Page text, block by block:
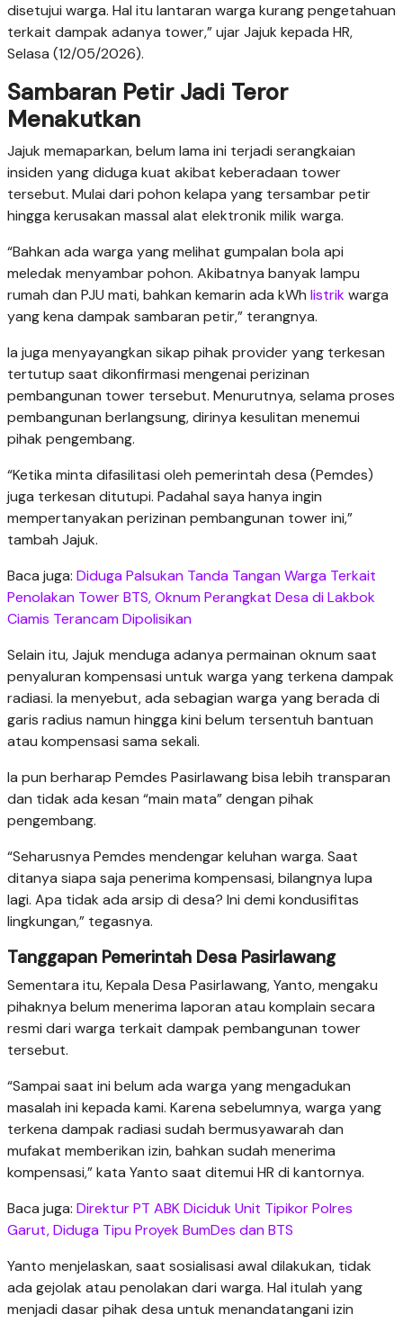
disetujui warga. Hal itu lantaran warga kurang pengetahuan
terkait dampak adanya tower,” ujar Jajuk kepada HR,
Selasa (12/05/2026).
Sambaran Petir Jadi Teror
Menakutkan
Jajuk memaparkan, belum lama ini terjadi serangkaian
insiden yang diduga kuat akibat keberadaan tower
tersebut. Mulai dari pohon kelapa yang tersambar petir
hingga kerusakan massal alat elektronik milik warga.
“Bahkan ada warga yang melihat gumpalan bola api
meledak menyambar pohon. Akibatnya banyak lampu
rumah dan PJU mati, bahkan kemarin ada kWh listrikwarga
yang kena dampak sambaran petir,” terangnya.
Ia juga menyayangkan sikap pihak provider yang terkesan
tertutup saat dikonfirmasi mengenai perizinan
pembangunan tower tersebut. Menurutnya, selama proses
pembangunan berlangsung, dirinya kesulitan menemui
pihak pengembang.
“Ketika minta difasilitasi oleh pemerintah desa (Pemdes)
juga terkesan ditutupi. Padahal saya hanya ingin
mempertanyakan perizinan pembangunan tower ini,”
tambah Jajuk.
Baca juga: Diduga Palsukan Tanda Tangan Warga Terkait
Penolakan Tower BTS, Oknum Perangkat Desa di Lakbok
Ciamis Terancam Dipolisikan
Selain itu, Jajuk menduga adanya permainan oknum saat
penyaluran kompensasi untuk warga yang terkena dampak
radiasi. Ia menyebut, ada sebagian warga yang berada di
garis radius namun hingga kini belum tersentuh bantuan
atau kompensasi sama sekali.
Ia pun berharap Pemdes Pasirlawang bisa lebih transparan
dan tidak ada kesan “main mata” dengan pihak
pengembang.
“Seharusnya Pemdes mendengar keluhan warga. Saat
ditanya siapa saja penerima kompensasi, bilangnya lupa
lagi. Apa tidak ada arsip di desa? Ini demi kondusifitas
lingkungan,” tegasnya.
Tanggapan Pemerintah Desa Pasirlawang
Sementara itu, Kepala Desa Pasirlawang, Yanto, mengaku
pihaknya belum menerima laporan atau komplain secara
resmi dari warga terkait dampak pembangunan tower
tersebut.
“Sampai saat ini belum ada warga yang mengadukan
masalah ini kepada kami. Karena sebelumnya, warga yang
terkena dampak radiasi sudah bermusyawarah dan
mufakat memberikan izin, bahkan sudah menerima
kompensasi,” kata Yanto saat ditemui HR di kantornya.
Baca juga: Direktur PT ABK Diciduk Unit Tipikor Polres
Garut, Diduga Tipu Proyek BumDes dan BTS
Yanto menjelaskan, saat sosialisasi awal dilakukan, tidak
ada gejolak atau penolakan dari warga. Hal itulah yang
menjadi dasar pihak desa untuk menandatangani izin